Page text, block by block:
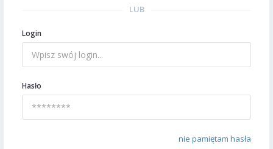
LUB
Login
Hasło
nie pamiętam hasła